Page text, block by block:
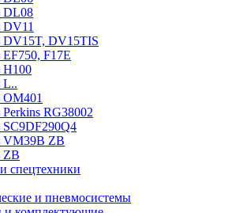
DL08
DV11
DV15T, DV15TIS
EF750, F17E
H100
L..
OM401
Perkins RG38002
SC9DF290Q4
VM39B ZB
ZB
спецтехники
и пневмосистемы